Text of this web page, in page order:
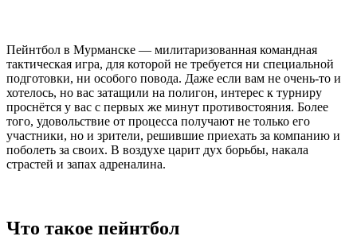
Пейнтбол в Мурманске — милитаризованная командная
тактическая игра, для которой не требуется ни специальной
подготовки, ни особого повода. Даже если вам не очень-то и
хотелось, но вас затащили на полигон, интерес к турниру
проснётся у вас с первых же минут противостояния. Более
того, удовольствие от процесса получают не только его
участники, но и зрители, решившие приехать за компанию и
поболеть за своих. В воздухе царит дух борьбы, накала
страстей и запах адреналина.
Что такое пейнтбол